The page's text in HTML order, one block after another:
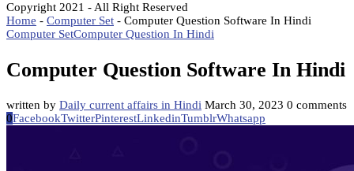
Copyright 2021 - All Right Reserved
Home - Computer Set - Computer Question Software In Hindi
Computer SetComputer Question In Hindi
Computer Question Software In Hindi
written by Daily current affairs in Hindi March 30, 2023 0 comments
0FacebookTwitterPinterestLinkedinTumblrWhatsapp